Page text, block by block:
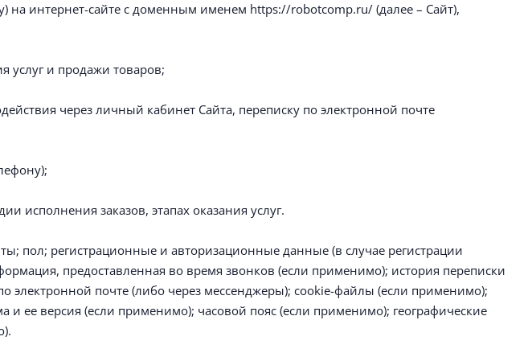
на интернет-сайте с доменным именем https://robotcomp.ru/ (далее – Сайт),
услуг и продажи товаров;
через личный кабинет Сайта, переписку по электронной почте
исполнения заказов, этапах оказания услуг.
пол; регистрационные и авторизационные данные (в случае регистрации
предоставленная во время звонков (если применимо); история переписки
электронной почте (либо через мессенджеры); сookie-файлы (если применимо);
и ее версия (если применимо); часовой пояс (если применимо); географические